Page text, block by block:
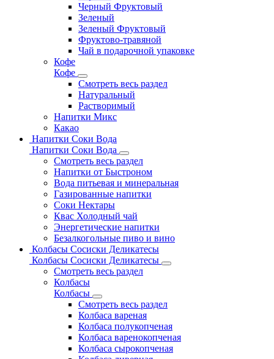
Черный Фруктовый
Зеленый
Зеленый Фруктовый
Фруктово-травяной
Чай в подарочной упаковке
Кофе
Кофе
Смотреть весь раздел
Натуральный
Растворимый
Напитки Микс
Какао
Напитки Соки Вода
Напитки Соки Вода
Смотреть весь раздел
Напитки от Быстроном
Вода питьевая и минеральная
Газированные напитки
Соки Нектары
Квас Холодный чай
Энергетические напитки
Безалкогольные пиво и вино
Колбасы Сосиски Деликатесы
Колбасы Сосиски Деликатесы
Смотреть весь раздел
Колбасы
Колбасы
Смотреть весь раздел
Колбаса вареная
Колбаса полукопченая
Колбаса варенокопченая
Колбаса сырокопченая